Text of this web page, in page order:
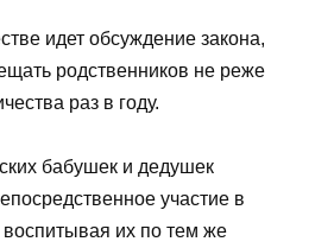
идет обсуждение закона,
родственников не реже
раз в году.
бабушек и дедушек
участие в
воспитывая их по тем же